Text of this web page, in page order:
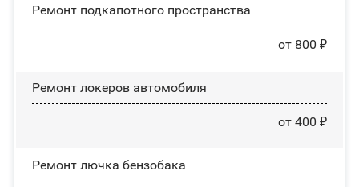
Ремонт подкапотного пространства
от 800 ₽
Ремонт лoĸepoв автомобиля
от 400 ₽
Ремонт лючка бензобака